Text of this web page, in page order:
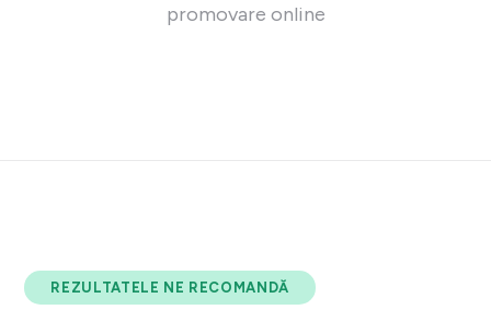
promovare online
REZULTATELE NE RECOMANDĂ